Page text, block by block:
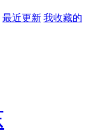
最近更新 我收藏的